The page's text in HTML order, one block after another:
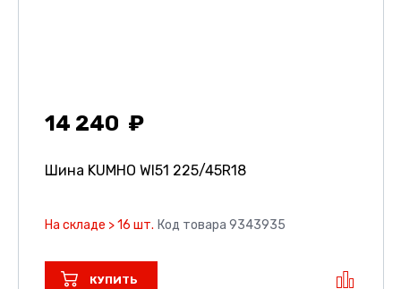
14 240
Шина KUMHO WI51 225/45R18
На складе > 16 шт. Код товара 9343935
КУПИТЬ